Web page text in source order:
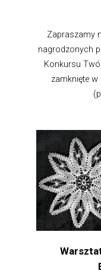
Zapraszamy
nagrodzonych
Konkursu
zamknięte w